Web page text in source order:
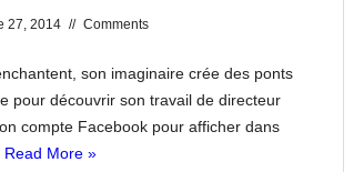
27, 2014 // Comments
son imaginaire crée des ponts
pour découvrir son travail de directeur
compte Facebook pour afficher dans
Read More »